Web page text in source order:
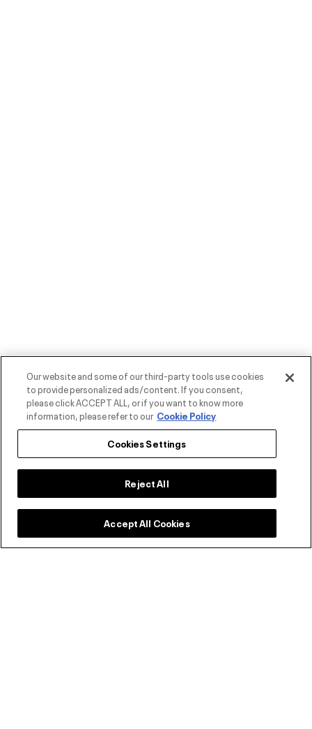
تسوق أحذية اندر ارمر للرجال في السعودية
Our website and some of our third-party tools use cookies
to provide personalized ads/content. If you consent,
please click ACCEPT ALL, or if you want to know more
information, please refer to our Cookie Policy
Cookies Settings
Reject All
Accept All Cookies